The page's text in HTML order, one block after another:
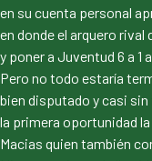
en su cuenta personal
en donde el arquero
y poner a Juventud 6 a 1
Pero no todo estaría
bien disputado y casi sin
la primera oportunidad
Macias quien también